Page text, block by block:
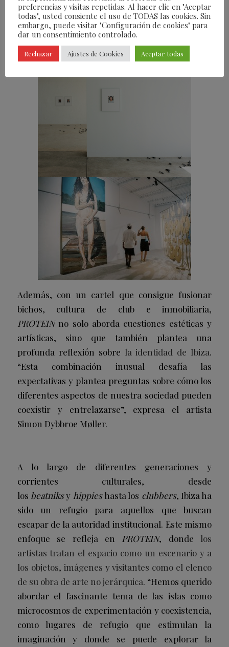
ven obligados a ceder ciertos aspectos de su
identidad, como su nombre y su historia
personal, a cambio de los rasgos superficiales
asociados con la profesión”, explica la artista
Nina Beier.
Además, con un cartel que consigue fusionar
bichos, cultura de club e inmobiliaria,
PROTEINno solo aborda cuestiones estéticas y
artísticas, sino que también plantea una
profunda reflexión sobre la identidad de Ibiza.
“Esta combinación inusual desafía las
expectativas y plantea preguntas sobre cómo los
diferentes aspectos de nuestra sociedad pueden
coexistir y entrelazarse”, expresa el artista
Simon Dybbroe Møller.
A lo largo de diferentes generaciones y
corrientes culturales, desde
los beatniksy hippieshasta los clubbers, Ibiza ha
sido un refugio para aquellos que buscan
escapar de la autoridad institucional. Este mismo
enfoque se refleja en PROTEIN, donde los
artistas tratan el espacio como un escenario y a
los objetos, imágenes y visitantes como el elenco
de su obra de arte no jerárquica. “Hemos querido
abordar el fascinante tema de las islas como
microcosmos de experimentación y coexistencia,
como lugares de refugio que estimulan la
imaginación y donde se puede explorar la
preferencias y visitas repetidas. Al hacer clic en "Aceptar
todas", usted consiente el uso de TODAS las cookies. Sin
embargo, puede visitar "Configuración de cookies" para
dar un consentimiento controlado.
Rechazar Ajustes de Cookies Aceptar todas